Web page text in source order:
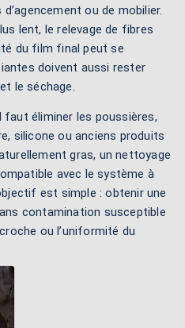
ou de mobilier.
lent, le relevage de fibres
du film final peut se
doivent aussi rester
le séchage.
éliminer les poussières,
silicone ou anciens produits
gras, un nettoyage
avec le système à
est simple : obtenir une
contamination susceptible
ou l’uniformité du